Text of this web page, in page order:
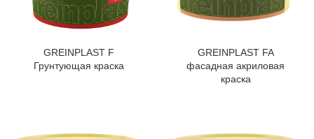
GREINPLAST F
Грунтующая краска
GREINPLAST FA
фасадная акриловая
краска